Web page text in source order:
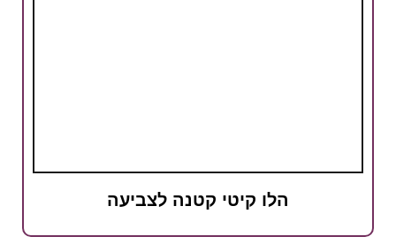
הלו קיטי קטנה לצביעה